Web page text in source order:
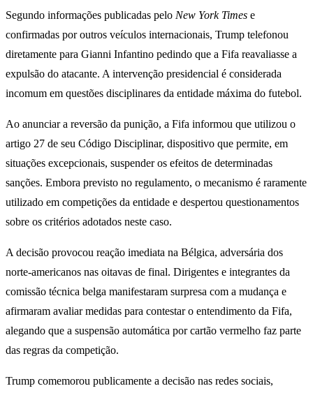
Segundo informações publicadas pelo New York Times e
confirmadas por outros veículos internacionais, Trump telefonou
diretamente para Gianni Infantino pedindo que a Fifa reavaliasse a
expulsão do atacante. A intervenção presidencial é considerada
incomum em questões disciplinares da entidade máxima do futebol.
Ao anunciar a reversão da punição, a Fifa informou que utilizou o
artigo 27 de seu Código Disciplinar, dispositivo que permite, em
situações excepcionais, suspender os efeitos de determinadas
sanções. Embora previsto no regulamento, o mecanismo é raramente
utilizado em competições da entidade e despertou questionamentos
sobre os critérios adotados neste caso.
A decisão provocou reação imediata na Bélgica, adversária dos
norte-americanos nas oitavas de final. Dirigentes e integrantes da
comissão técnica belga manifestaram surpresa com a mudança e
afirmaram avaliar medidas para contestar o entendimento da Fifa,
alegando que a suspensão automática por cartão vermelho faz parte
das regras da competição.
Trump comemorou publicamente a decisão nas redes sociais,